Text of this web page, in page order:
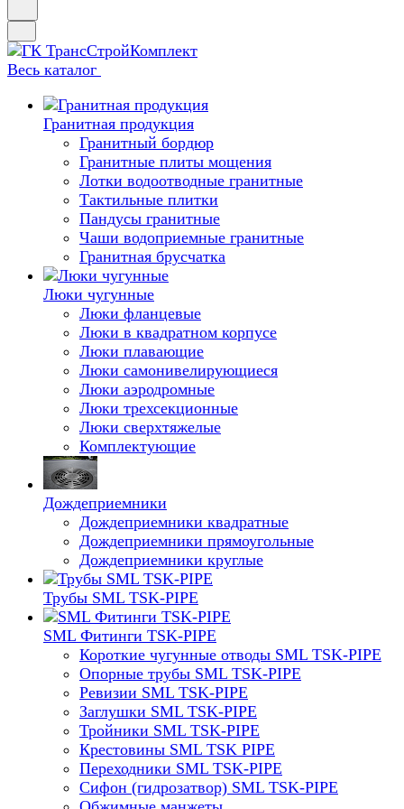
Весь каталог
Гранитная продукция
Гранитный бордюр
Гранитные плиты мощения
Лотки водоотводные гранитные
Тактильные плитки
Пандусы гранитные
Чаши водоприемные гранитные
Гранитная брусчатка
Люки чугунные
Люки фланцевые
Люки в квадратном корпусе
Люки плавающие
Люки самонивелирующиеся
Люки аэродромные
Люки трехсекционные
Люки сверхтяжелые
Комплектующие
Дождеприемники
Дождеприемники квадратные
Дождеприемники прямоугольные
Дождеприемники круглые
Трубы SML TSK-PIPE
SML Фитинги TSK-PIPE
Короткие чугунные отводы SML TSK-PIPE
Опорные трубы SML TSK-PIPE
Ревизии SML TSK-PIPE
Заглушки SML TSK-PIPE
Тройники SML TSK-PIPE
Крестовины SML TSK PIPE
Переходники SML TSK-PIPE
Сифон (гидрозатвор) SML TSK-PIPE